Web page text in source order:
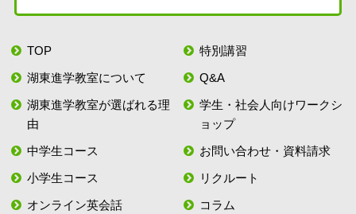
TOP
湖東進学教室について
湖東進学教室が選ばれる理
由
中学生コース
小学生コース
オンライン英会話
特別講習
Q&A
学生・社会人向けワークシ
ョップ
お問い合わせ・資料請求
リクルート
コラム